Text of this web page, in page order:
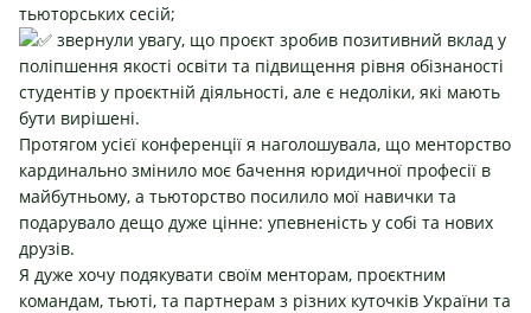
тьюторських сесій;
звернули увагу, що проєкт зробив позитивний вклад у
поліпшення якості освіти та підвищення рівня обізнаності
студентів у проєктній діяльності, але є недоліки, які мають
бути вирішені.
Протягом усієї конференції я наголошувала, що менторство
кардинально змінило моє бачення юридичної професії в
майбутньому, а тьюторство посилило мої навички та
подарувало дещо дуже цінне: упевненість у собі та нових
друзів.
Я дуже хочу подякувати своїм менторам, проєктним
командам, тьюті, та партнерам з різних куточків України та